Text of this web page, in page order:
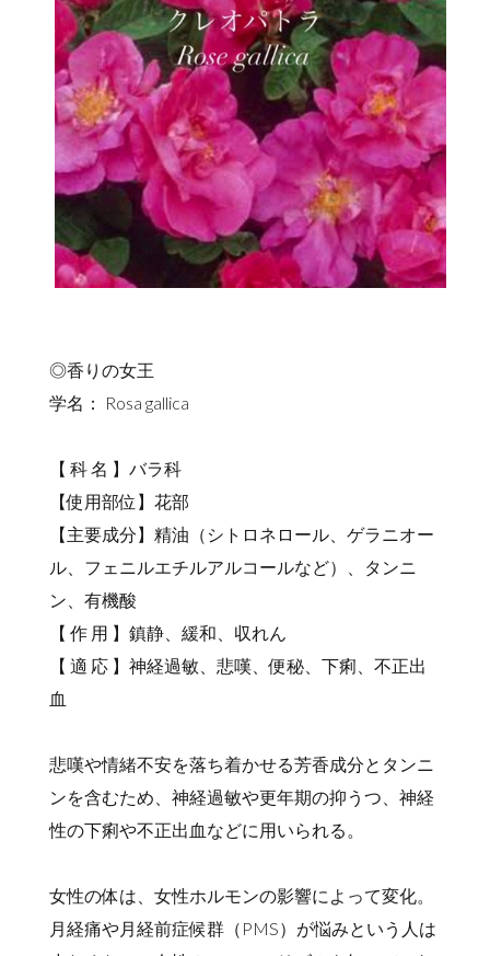
◎香りの女王
学名： Rosa gallica
【 科 名 】バラ科
【使用部位】花部
【主要成分】精油（シトロネロール、ゲラニオー
ル、フェニルエチルアルコールなど）、タンニ
ン、有機酸
【 作 用 】鎮静、緩和、収れん
【 適 応 】神経過敏、悲嘆、便秘、下痢、不正出
血
悲嘆や情緒不安を落ち着かせる芳香成分とタンニ
ンを含むため、神経過敏や更年期の抑うつ、神経
性の下痢や不正出血などに用いられる。
女性の体は、女性ホルモンの影響によって変化。
月経痛や月経前症候群（PMS）が悩みという人は